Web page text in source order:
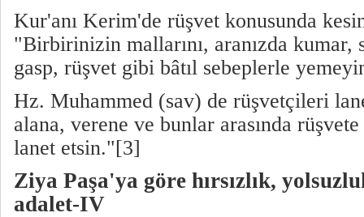
Kur'anı Kerim'de rüşvet konusunda
"Birbirinizin mallarını, aranızda kumar,
gasp, rüşvet gibi bâtıl sebeplerle
Hz. Muhammed (sav) de rüşvetçileri
alana, verene ve bunlar arasında
lanet etsin."[3]
Ziya Paşa'ya göre hırsızlık,
adalet-IV